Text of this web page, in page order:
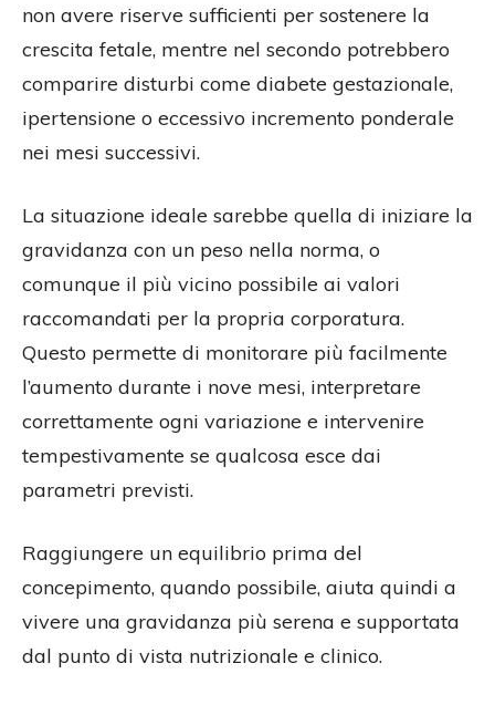
non avere riserve sufficienti per sostenere la
crescita fetale, mentre nel secondo potrebbero
comparire disturbi come diabete gestazionale,
ipertensione o eccessivo incremento ponderale
nei mesi successivi.
La situazione ideale sarebbe quella di iniziare la
gravidanza con un peso nella norma, o
comunque il più vicino possibile ai valori
raccomandati per la propria corporatura.
Questo permette di monitorare più facilmente
l’aumento durante i nove mesi, interpretare
correttamente ogni variazione e intervenire
tempestivamente se qualcosa esce dai
parametri previsti.
Raggiungere un equilibrio prima del
concepimento, quando possibile, aiuta quindi a
vivere una gravidanza più serena e supportata
dal punto di vista nutrizionale e clinico.